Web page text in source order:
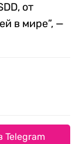
от
в мире”, —
Telegram